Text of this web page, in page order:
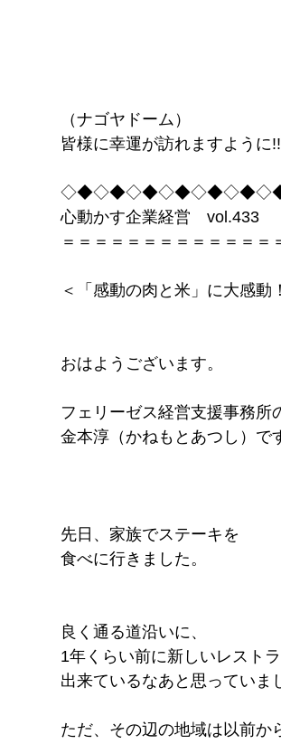
（ナゴヤドーム）
皆様に幸運が訪れますように!!
心動かす企業経営　vol.433
＝＝＝＝＝＝＝＝＝＝＝＝＝
＜「感動の肉と米」に大感動
おはようございます。
フェリーゼス経営支援事務所
金本淳（かねもとあつし）で
先日、家族でステーキを
食べに行きました。
良く通る道沿いに、
1年くらい前に新しいレスト
出来ているなあと思っていま
ただ、その辺の地域は以前か